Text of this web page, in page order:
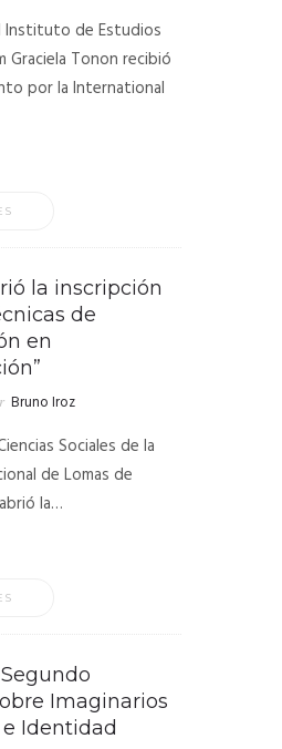
Instituto de Estudios
Graciela Tonon recibió
por la International
la inscripción
de
en
Bruno Iroz
Sociales de la
de Lomas de
la…
Imaginarios
Identidad